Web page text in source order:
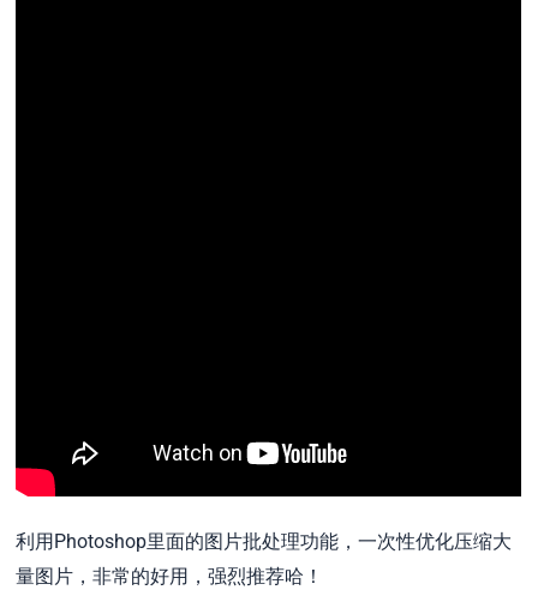
利用Photoshop里面的图片批处理功能，一次性优化压缩大
量图片，非常的好用，强烈推荐哈！